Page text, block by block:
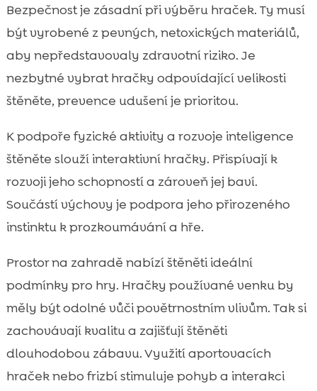
Bezpečnost je zásadní při výběru hraček. Ty musí
být vyrobené z pevných, netoxických materiálů,
aby nepředstavovaly zdravotní riziko. Je
nezbytné vybrat hračky odpovídající velikosti
štěněte, prevence udušení je prioritou.
K podpoře fyzické aktivity a rozvoje inteligence
štěněte slouží interaktivní hračky. Přispívají k
rozvoji jeho schopností a zároveň jej baví.
Součástí výchovy je podpora jeho přirozeného
instinktu k prozkoumávání a hře.
Prostor na zahradě nabízí štěněti ideální
podmínky pro hry. Hračky používané venku by
měly být odolné vůči povětrnostním vlivům. Tak si
zachovávají kvalitu a zajišťují štěněti
dlouhodobou zábavu. Využití aportovacích
hraček nebo frizbí stimuluje pohyb a interakci